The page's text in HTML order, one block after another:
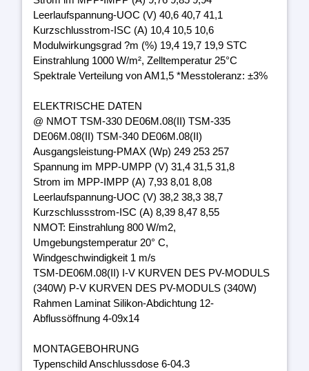
Leerlaufspannung-UOC (V) 40,6 40,7 41,1
Kurzschlusstrom-ISC (A) 10,4 10,5 10,6
Modulwirkungsgrad ?m (%) 19,4 19,7 19,9 STC
Einstrahlung 1000 W/m², Zelltemperatur 25°C
Spektrale Verteilung von AM1,5 *Messtoleranz: ±3%
ELEKTRISCHE DATEN
@ NMOT TSM-330 DE06M.08(II) TSM-335
DE06M.08(II) TSM-340 DE06M.08(II)
Ausgangsleistung-PMAX (Wp) 249 253 257
Spannung im MPP-UMPP (V) 31,4 31,5 31,8
Strom im MPP-IMPP (A) 7,93 8,01 8,08
Leerlaufspannung-UOC (V) 38,2 38,3 38,7
Kurzschlussstrom-ISC (A) 8,39 8,47 8,55
NMOT: Einstrahlung 800 W/m2,
Umgebungstemperatur 20° C,
Windgeschwindigkeit 1 m/s
TSM-DE06M.08(II) I-V KURVEN DES PV-MODULS
(340W) P-V KURVEN DES PV-MODULS (340W)
Rahmen Laminat Silikon-Abdichtung 12-
Abflussöffnung 4-09x14
MONTAGEBOHRUNG
Typenschild Anschlussdose 6-04.3